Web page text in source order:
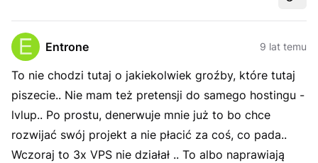
Entrone 9 lat temu
To nie chodzi tutaj o jakiekolwiek groźby, które tutaj
piszecie.. Nie mam też pretensji do samego hostingu -
lvlup.. Po prostu, denerwuje mnie już to bo chce
rozwijać swój projekt a nie płacić za coś, co pada..
Wczoraj to 3x VPS nie działał .. To albo naprawiają